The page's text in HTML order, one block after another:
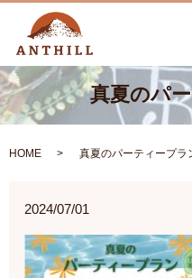
真夏のパ
HOME 真夏のパーティープラ
2024/07/01